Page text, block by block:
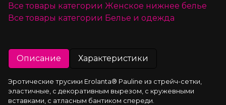
Все товары категории Женское нижнее белье
Все товары категории Белье и одежда
Описание Характеристики
Эротические трусики Erolanta® Pauline из стрейч-сетки,
эластичные, с декоративным вырезом, с кружевными
вставками, с атласным бантиком спереди.